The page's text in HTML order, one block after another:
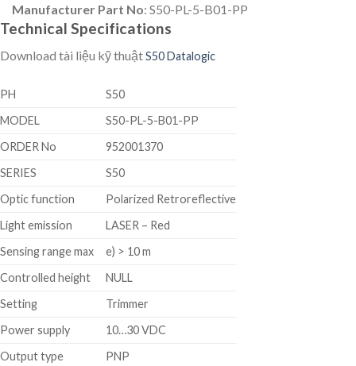
Manufacturer Part No: S50-PL-5-B01-PP
Technical Specifications
Download tài liệu kỹ thuậtS50 Datalogic
PH
S50
MODEL
S50-PL-5-B01-PP
ORDER No
952001370
SERIES
S50
Optic function
Polarized Retroreflective
Light emission
LASER – Red
Sensing range max
e) > 10 m
Controlled height
NULL
Setting
Trimmer
Power supply
10…30 VDC
Output type
PNP